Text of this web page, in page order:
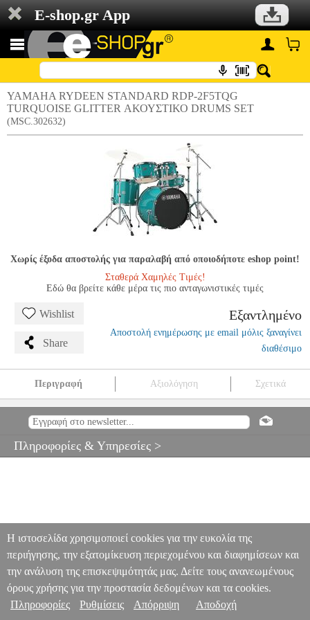
E-shop.gr App
YAMAHA RYDEEN STANDARD RDP-2F5TQG
TURQUOISE GLITTER ΑΚΟΥΣΤΙΚΟ DRUMS SET
(MSC.302632)
Χωρίς έξοδα αποστολής για παραλαβή από οποιοδήποτε eshop point!
Σταθερά Χαμηλές Τιμές!
Εδώ θα βρείτε κάθε μέρα τις πιο ανταγωνιστικές τιμές
Wishlist
Share
Εξαντλημένο
Αποστολή ενημέρωσης με email μόλις ξαναγίνει
διαθέσιμο
Περιγραφή Αξιολόγηση Σχετικά
GLITTER ΑΚΟΥΣΤΙΚΟ DRUMS SET
MSC.302632
RDP-2F5TQG TURQUOISE GLITTER ΑΚΟΥΣΤΙΚΟ DRUMS
Πληροφορίες & Υπηρεσίες >
Η ιστοσελίδα χρησιμοποιεί cookies για την ευκολία της
περιήγησης, την εξατομίκευση περιεχομένου και διαφημίσεων και
την ανάλυση της επισκεψιμότητάς μας. Δείτε τους ανανεωμένους
όρους χρήσης για την προστασία δεδομένων και τα cookies.
Πληροφορίες
Ρυθμίσεις Απόρριψη Αποδοχή